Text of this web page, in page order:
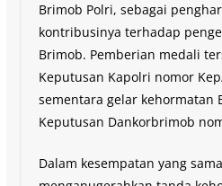
Brimob Polri, sebagai
kontribusinya terhadap
Brimob. Pemberian medali
Keputusan Kapolri nomor
sementara gelar kehormatan
Keputusan Dankorbrimob
Dalam kesempatan yang